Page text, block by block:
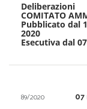
Deliberazioni
COMITATO
Pubblicato dal
2020
Esecutiva dal
89/2020